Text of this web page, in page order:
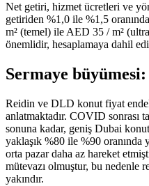
Net getiri, hizmet ücretleri ve
getiriden %1,0 ile %1,5
m² (temel) ile AED 35 / m²
önemlidir, hesaplamaya dahil
Sermaye
Reidin ve DLD konut fiyat
anlatmaktadır. COVID sonrası
sonuna kadar, geniş Dubai
yaklaşık %80 ile %90
orta pazar daha az hareket
mütevazı olmuştur, bu nedenle
yakındır.